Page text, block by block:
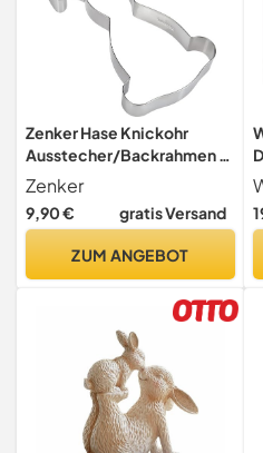
Zenker Hase Knickohr
Ausstecher/Backrahmen –
Premium Edelstahl 18/10,
Spülmaschinenfest,
Perfekte Osterbäckerei,
Zenker
9,90 € gratis Versand
ZUM ANGEBOT